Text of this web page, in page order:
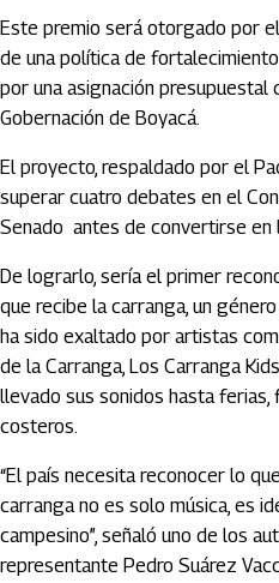
Este premio será otorgado por
de una política de
por una asignación
Gobernación de Boyacá.
El proyecto, respaldado por el
superar cuatro debates en el
Senado antes de convertirse en
De lograrlo, sería el primer
que recibe la carranga, un
ha sido exaltado por artistas
de la Carranga, Los Carranga
llevado sus sonidos hasta
costeros.
“El país necesita reconocer lo
carranga no es solo música, es
campesino”, señaló uno de los
representante Pedro Suárez